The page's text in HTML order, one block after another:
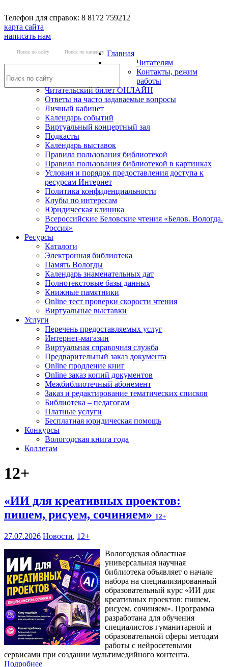
Телефон для справок: 8 8172 759212
карта сайта
написать нам
Поиск по сайту Поиск по каталогу Главная
Читателям
Контакты, режим
работы
Читательский билет ОНЛАЙН
Ответы на часто задаваемые вопросы
Личный кабинет
Календарь событий
Виртуальный концертный зал
Подкасты
Календарь выставок
Правила пользования библиотекой
Правила пользования библиотекой в картинках
Условия и порядок предоставления доступа к
ресурсам Интернет
Политика конфиденциальности
Клубы по интересам
Юридическая клиника
Всероссийские Беловские чтения «Белов. Вологда.
Россия»
Ресурсы
Каталоги
Электронная библиотека
Память Вологды
Календарь знаменательных дат
Полнотекстовые базы данных
Книжные памятники
Online тест проверки скорости чтения
Виртуальные выставки
Услуги
Перечень предоставляемых услуг
Интернет-магазин
Виртуальная справочная служба
Предварительный заказ документа
Online продление книг
Online заказ копий документов
Межбиблиотечный абонемент
Заказ и редактирование тематических списков
Библиотека – педагогам
Платные услуги
Бесплатная юридическая помощь
Конкурсы
Вологодская книга года
Коллегам
12+
«ИИ для креативных проектов:
пишем, рисуем, сочиняем» 12+
27.07.2026 Новости, 12+
Вологодская областная
универсальная научная
библиотека объявляет о начале
набора на специализированный
образовательный курс «ИИ для
креативных проектов: пишем,
рисуем, сочиняем». Программа
разработана для обучения
специалистов гуманитарной и
образовательной сферы методам
работы с нейросетевыми
сервисами при создании мультимедийного контента.
Подробнее